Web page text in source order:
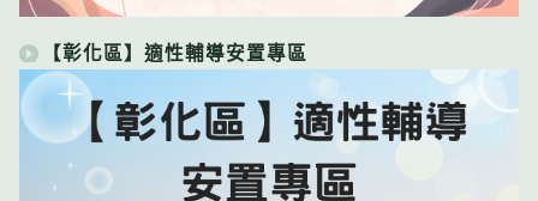
【彰化區】適性輔導安置專區